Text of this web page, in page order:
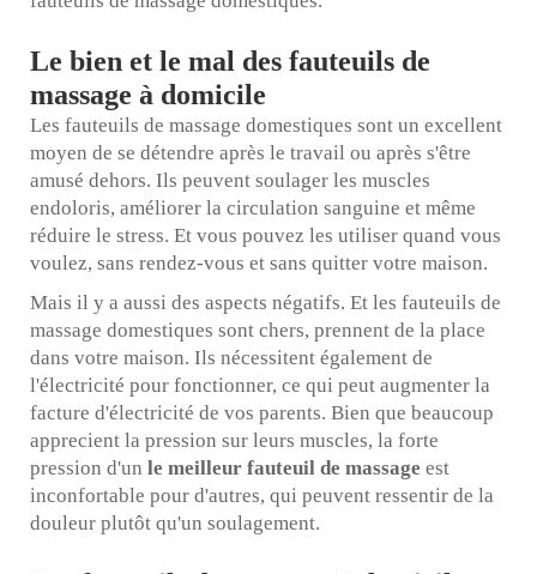
Le bien et le mal des fauteuils de
massage à domicile
Les fauteuils de massage domestiques sont un excellent
moyen de se détendre après le travail ou après s'être
amusé dehors. Ils peuvent soulager les muscles
endoloris, améliorer la circulation sanguine et même
réduire le stress. Et vous pouvez les utiliser quand vous
voulez, sans rendez-vous et sans quitter votre maison.
Mais il y a aussi des aspects négatifs. Et les fauteuils de
massage domestiques sont chers, prennent de la place
dans votre maison. Ils nécessitent également de
l'électricité pour fonctionner, ce qui peut augmenter la
facture d'électricité de vos parents. Bien que beaucoup
apprecient la pression sur leurs muscles, la forte
pression d'un le meilleur fauteuil de massage est
inconfortable pour d'autres, qui peuvent ressentir de la
douleur plutôt qu'un soulagement.